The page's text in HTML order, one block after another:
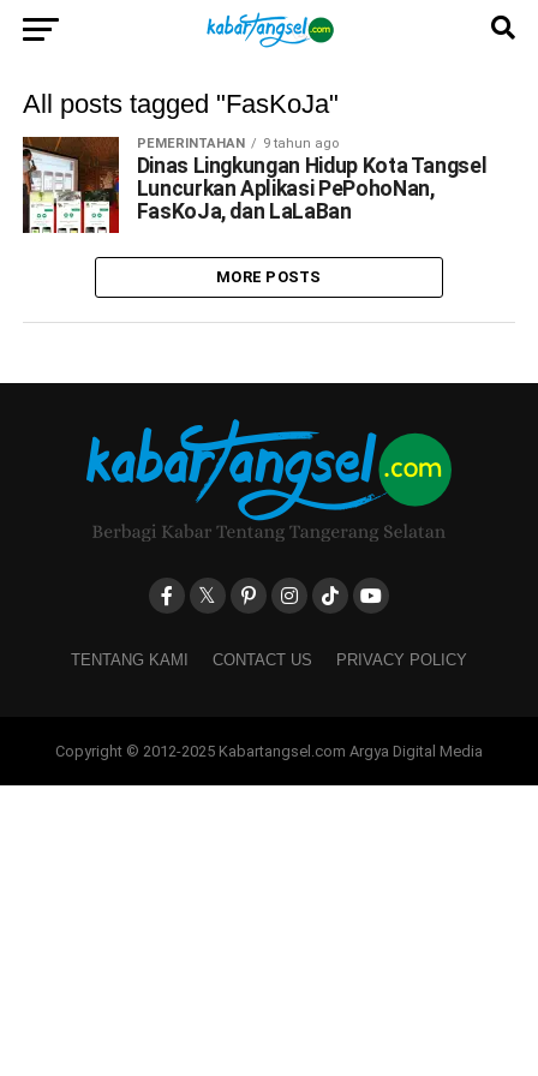
All posts tagged "FasKoJa"
PEMERINTAHAN 9 tahun ago
Dinas Lingkungan Hidup Kota Tangsel
Luncurkan Aplikasi PePohoNan,
FasKoJa, dan LaLaBan
MORE POSTS
TENTANG KAMI CONTACT US PRIVACY POLICY
Copyright © 2012-2025 Kabartangsel.com Argya Digital Media